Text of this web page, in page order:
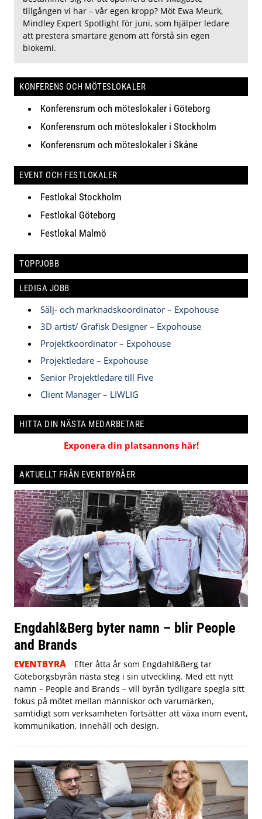
tillgången vi har – vår egen kropp? Möt Ewa Meurk,
Mindley Expert Spotlight för juni, som hjälper ledare
att prestera smartare genom att förstå sin egen
biokemi.
KONFERENS OCH MÖTESLOKALER
Konferensrum och möteslokaler i Göteborg
Konferensrum och möteslokaler i Stockholm
Konferensrum och möteslokaler i Skåne
EVENT OCH FESTLOKALER
Festlokal Stockholm
Festlokal Göteborg
Festlokal Malmö
TOPPJOBB
LEDIGA JOBB
Sälj- och marknadskoordinator – Expohouse
3D artist/ Grafisk Designer – Expohouse
Projektkoordinator – Expohouse
Projektledare – Expohouse
Senior Projektledare till Five
Client Manager – LIWLIG
HITTA DIN NÄSTA MEDARBETARE
Exponera din platsannons här!
AKTUELLT FRÅN EVENTBYRÅER
Engdahl&Berg byter namn – blir People
and Brands
EVENTBYRÅ
Efter åtta år som Engdahl&Berg tar
Göteborgsbyrån nästa steg i sin utveckling. Med ett nytt
namn – People and Brands – vill byrån tydligare spegla sitt
fokus på mötet mellan människor och varumärken,
samtidigt som verksamheten fortsätter att växa inom event,
kommunikation, innehåll och design.